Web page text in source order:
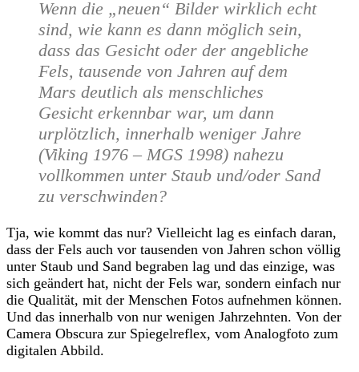
Wenn die „neuen“ Bilder wirklich echt
sind, wie kann es dann möglich sein,
dass das Gesicht oder der angebliche
Fels, tausende von Jahren auf dem
Mars deutlich als menschliches
Gesicht erkennbar war, um dann
urplötzlich, innerhalb weniger Jahre
(Viking 1976 – MGS 1998) nahezu
vollkommen unter Staub und/oder Sand
zu verschwinden?
Tja, wie kommt das nur? Vielleicht lag es einfach daran,
dass der Fels auch vor tausenden von Jahren schon völlig
unter Staub und Sand begraben lag und das einzige, was
sich geändert hat, nicht der Fels war, sondern einfach nur
die Qualität, mit der Menschen Fotos aufnehmen können.
Und das innerhalb von nur wenigen Jahrzehnten. Von der
Camera Obscura zur Spiegelreflex, vom Analogfoto zum
digitalen Abbild.